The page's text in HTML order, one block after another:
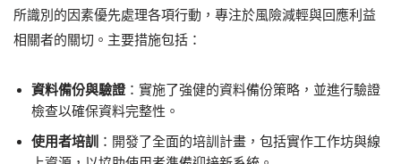
所識別的因素優先處理各項行動，專注於風險減輕與回應利益
相關者的關切。主要措施包括：
資料備份與驗證：實施了強健的資料備份策略，並進行驗證
檢查以確保資料完整性。
使用者培訓
：開發了全面的培訓計畫，包括實作工作坊與線